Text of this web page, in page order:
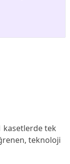
kasetlerde tek
teknoloji